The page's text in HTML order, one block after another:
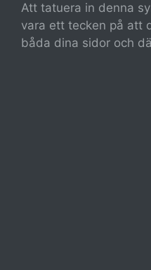
Att tatuera in denna
vara ett tecken på att
båda dina sidor och